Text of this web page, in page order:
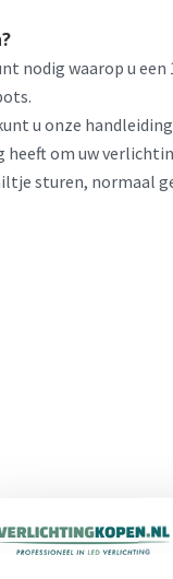
nodig waarop u een
u onze
heeft om uw
sturen, normaal